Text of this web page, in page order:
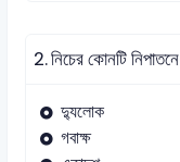
2.নিচের কোনটি
দ্যুলোক
গবাক্ষ